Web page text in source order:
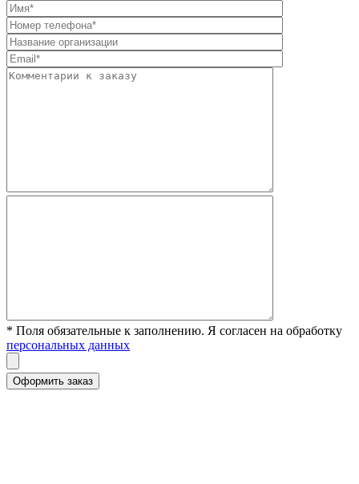
* Поля обязательные к заполнению. Я согласен на обработку
персональных данных